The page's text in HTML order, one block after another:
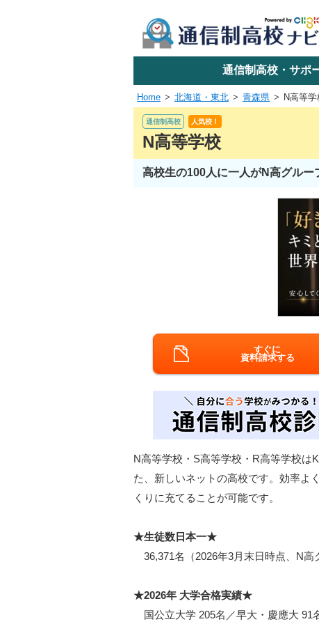
学校名で探す
関東
通信制高校・サポ
Home 北海道・東北 青森県 N高等学
通信制高校 人気校！
N高等学校
高校生の100人に一人がN高グル
すぐに
資料請求する
N高等学校・S高等学校・R高等学校は
た、新しいネットの高校です。効率よ
くりに充てることが可能です。
★生徒数日本一★
36,371名（2026年3月末日時点、N高
★2026年 大学合格実績★
国公立大学 205名／早大・慶應大 91